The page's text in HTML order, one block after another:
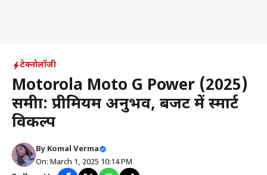
टेक्नोलॉजी
Motorola Moto G Power (2025)
समीक्षा: प्रीमियम अनुभव, बजट में स्मार्ट
विकल्प
By Komal Verma
On: March 1, 2025 10:14 PM